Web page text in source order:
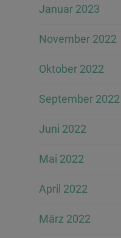
Januar 2023
November 2022
Oktober 2022
September 2022
Juni 2022
Mai 2022
April 2022
März 2022